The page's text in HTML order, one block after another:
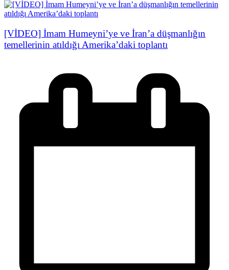
[VİDEO] İmam Humeyni’ye ve İran’a düşmanlığın
temellerinin atıldığı Amerika’daki toplantı